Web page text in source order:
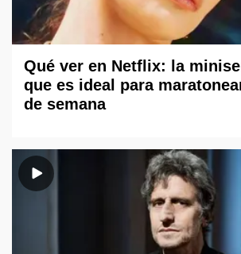
Qué ver en Netflix: la
que es ideal para
de semana